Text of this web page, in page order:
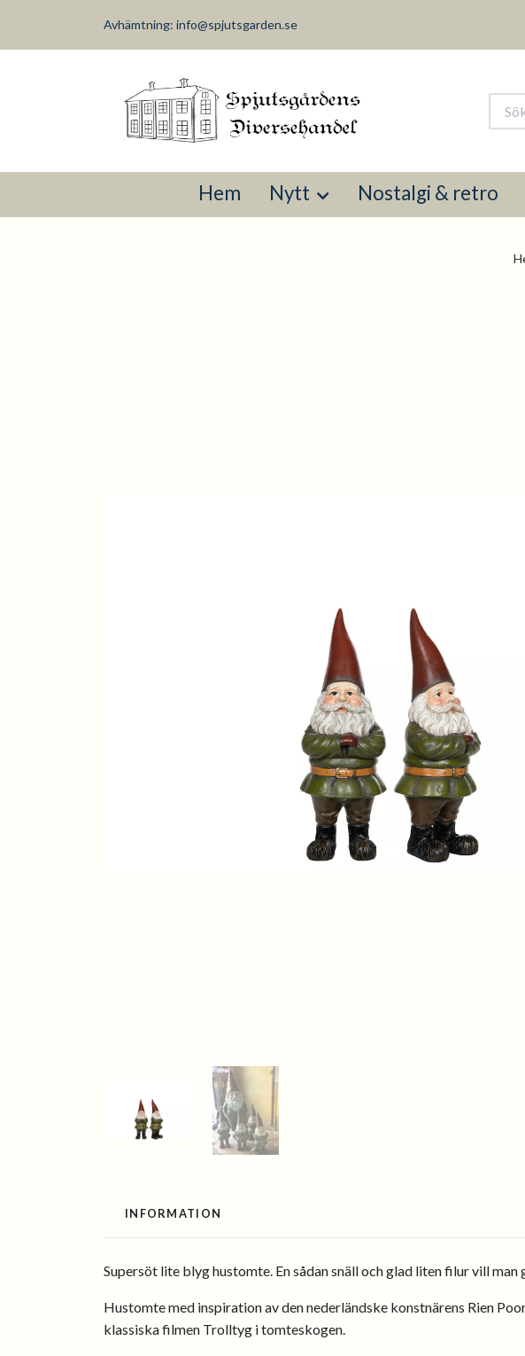
Avhämtning: info@spjutsgarden.se
Hem Nytt Nostalgi & retro
INFORMATION
Supersöt lite blyg hustomte. En sådan snäll och glad liten filur vill man
Hustomte med inspiration av den nederländske konstnärens Rien
klassiska filmen Trolltyg i tomteskogen.